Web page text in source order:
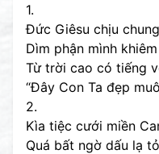
1.
Đức Giêsu chịu
Dìm phận mình
Từ trời cao có tiếng
“Đây Con Ta đẹp
2.
Kìa tiệc cưới miền
Quá bất ngờ dấu lạ